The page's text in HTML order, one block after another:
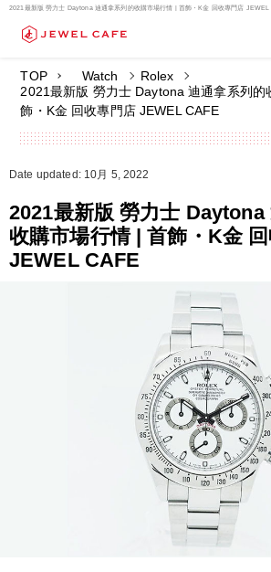
2021最新版 勞力士 Daytona 迪通拿系列的收購市場行情 | 首飾・K金 回收專門店 JEWEL
TOP Watch
Rolex
2021最新版 勞力士 Daytona 迪通拿系列的
飾・K金 回收專門店 JEWEL CAFE
Date updated: 10月 5, 2022
2021最新版 勞力士 Daytona
收購市場行情 | 首飾・K金
JEWEL CAFE